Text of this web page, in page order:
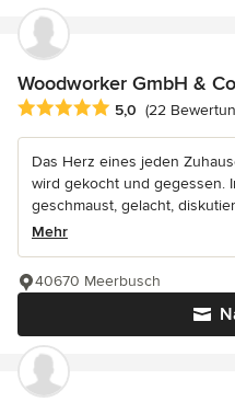
Woodworker GmbH &
Durchschnittliche
5,0 (22
Das Herz eines jeden
wird gekocht und gegessen.
geschmaust, gelacht,
Mehr
40670 Meerbusch